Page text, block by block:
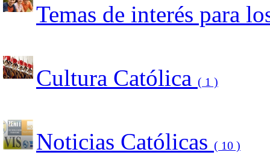
Temas de interés para
Cultura Católica ( 1 )
Noticias Católicas ( 10 )